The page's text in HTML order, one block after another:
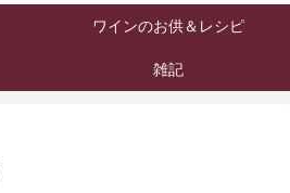
ワインのお供＆レシピ
雑記